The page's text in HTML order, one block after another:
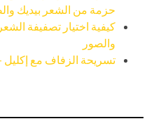
حزمة من الشعر بيديك
كيفية اختيار تصفيفة
والصور
تسريحة الزفاف مع إكليل